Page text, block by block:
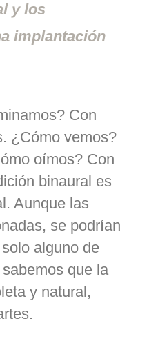
y los
implantación
Con
¿Cómo vemos?
oímos? Con
binaural es
Aunque las
se podrían
alguno de
que la
y natural,